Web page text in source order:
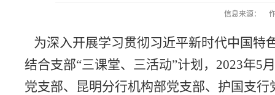
信息来源：
为深入开展学习贯彻习近平新时代中国特
结合支部“三课堂、三活动”计划，2023年5
党支部、昆明分行机构部党支部、护国支